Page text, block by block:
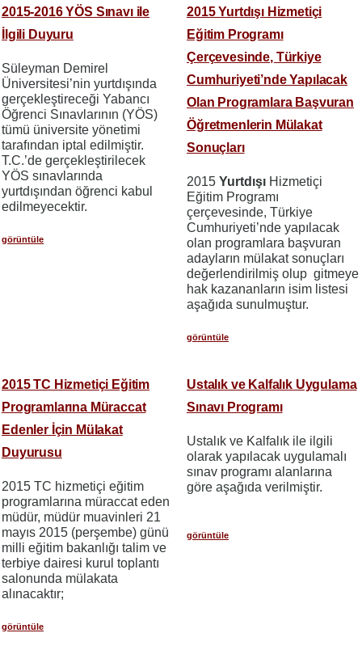
2015-2016 YÖS Sınavı ile
İlgili Duyuru
Süleyman Demirel
Üniversitesi’nin yurtdışında
gerçekleştireceği Yabancı
Öğrenci Sınavlarının (YÖS)
tümü üniversite yönetimi
tarafından iptal edilmiştir.
T.C.’de gerçekleştirilecek
YÖS sınavlarında
yurtdışından öğrenci kabul
edilmeyecektir.
görüntüle
2015 Yurtdışı Hizmetiçi
Eğitim Programı
Çerçevesinde, Türkiye
Cumhuriyeti’nde Yapılacak
Olan Programlara Başvuran
Öğretmenlerin Mülakat
Sonuçları
2015 Yurtdışı Hizmetiçi
Eğitim Programı
çerçevesinde, Türkiye
Cumhuriyeti’nde yapılacak
olan programlara başvuran
adayların mülakat sonuçları
değerlendirilmiş olup gitmeye
hak kazananların isim listesi
aşağıda sunulmuştur.
görüntüle
2015 TC Hizmetiçi Eğitim
Programlarına Müraccat
Edenler İçin Mülakat
Duyurusu
2015 TC hizmetiçi eğitim
programlarına müraccat eden
müdür, müdür muavinleri 21
mayıs 2015 (perşembe) günü
milli eğitim bakanlığı talim ve
terbiye dairesi kurul toplantı
salonunda mülakata
alınacaktır;
görüntüle
Ustalık ve Kalfalık Uygulama
Sınavı Programı
Ustalık ve Kalfalık ile ilgili
olarak yapılacak uygulamalı
sınav programı alanlarına
göre aşağıda verilmiştir.
görüntüle